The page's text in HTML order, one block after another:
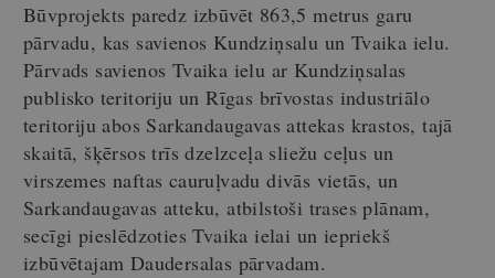
Būvprojekts paredz izbūvēt 863,5 metrus garu
pārvadu, kas savienos Kundziņsalu un Tvaika ielu.
Pārvads savienos Tvaika ielu ar Kundziņsalas
publisko teritoriju un Rīgas brīvostas industriālo
teritoriju abos Sarkandaugavas attekas krastos, tajā
skaitā, šķērsos trīs dzelzceļa sliežu ceļus un
virszemes naftas cauruļvadu divās vietās, un
Sarkandaugavas atteku, atbilstoši trases plānam,
secīgi pieslēdzoties Tvaika ielai un iepriekš
izbūvētajam Daudersalas pārvadam.